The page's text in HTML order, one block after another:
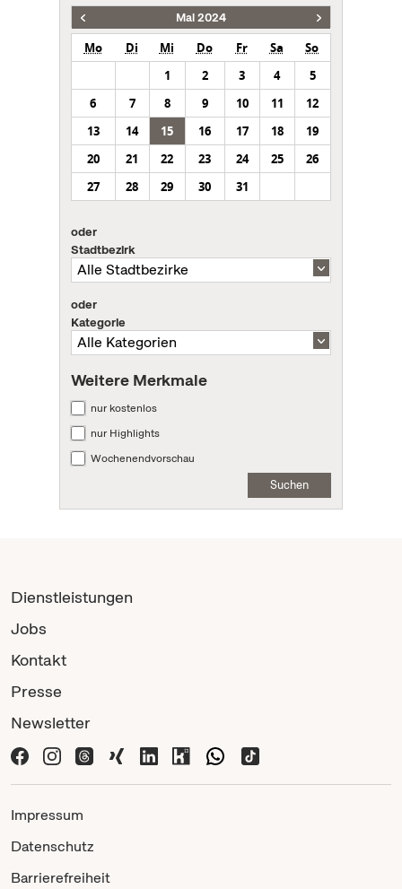
Mai 2024
Mo Di Mi Do Fr Sa
So
1
2 3 4
5
6
7 8 9 10 11
12
13
14 15 16 17 18
19
20
21 22 23 24 25
26
27
28 29 30 31
oder
Stadtbezirk
oder
Kategorie
Weitere Merkmale
nur kostenlos
nur Highlights
Wochenendvorschau
Suchen
Dienstleistungen
Jobs
Kontakt
Presse
Newsletter
Impressum
Datenschutz
Barrierefreiheit